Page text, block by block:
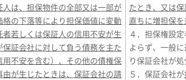
は、担保物件の全部又は一部が
の下落等により担保価値に変動
若しくは保証人の信用不安が生
証会社に対して負う債務を主た
不安を含む）、その他の債権保
が生じたときは、保証会社の請
たとき、又は
直ちに増担保
４．担保権設
よらず、一般
り保証会社が
５．保証会社が